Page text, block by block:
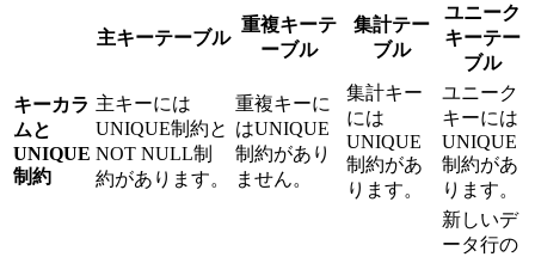
主キーテーブル
重複キーテ
ーブル
集計テー
ブル
ユニーク
キーテー
ブル
キーカラ
ムと
UNIQUE
制約
主キーには
UNIQUE制約と
NOT NULL制
約があります。
重複キーに
はUNIQUE
制約があり
ません。
集計キー
には
UNIQUE
制約があ
ります。
ユニーク
キーには
UNIQUE
制約があ
ります。
新しいデ
ータ行の